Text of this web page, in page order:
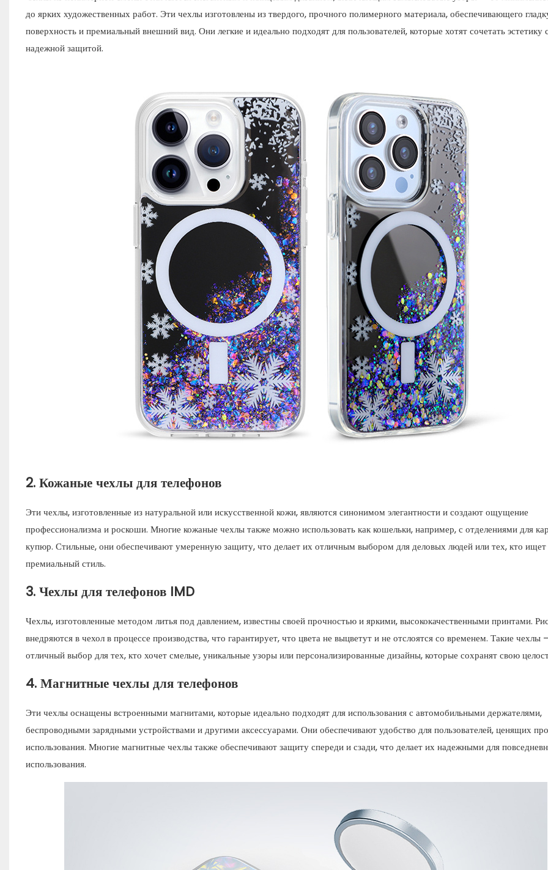
до ярких художественных работ. Эти чехлы изготовлены из твердого, прочного полимерного материала, обеспечивающего
поверхность и премиальный внешний вид. Они легкие и идеально подходят для пользователей, которые хотят сочетать эстетику
надежной защитой.
2.Кожаные чехлы для телефонов
Эти чехлы, изготовленные из натуральной или искусственной кожи, являются синонимом элегантности и создают ощущение
профессионализма и роскоши. Многие кожаные чехлы также можно использовать как кошельки, например, с отделениями для
купюр. Стильные, они обеспечивают умеренную защиту, что делает их отличным выбором для деловых людей или тех, кто ищет
премиальный стиль.
3.Чехлы для телефонов IMD
Чехлы, изготовленные методом литья под давлением, известны своей прочностью и яркими, высококачественными принтами.
внедряются в чехол в процессе производства, что гарантирует, что цвета не выцветут и не отслоятся со временем. Такие чехлы
отличный выбор для тех, кто хочет смелые, уникальные узоры или персонализированные дизайны, которые сохранят свою
4.Магнитные чехлы для телефонов
Эти чехлы оснащены встроенными магнитами, которые идеально подходят для использования с автомобильными держателями,
беспроводными зарядными устройствами и другими аксессуарами. Они обеспечивают удобство для пользователей, ценящих
использования. Многие магнитные чехлы также обеспечивают защиту спереди и сзади, что делает их надежными для
использования.